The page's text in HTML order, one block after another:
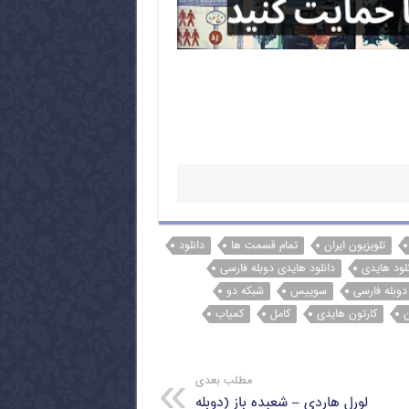
تلویزیون ایران تمام قسمت ها
دانلود
هایدی
دانلود هایدی دوبله فارسی
فارسی سوییس
شبکه دو
کارتون هایدی کامل
کمیاب
مطلب بعدی
لورل هاردی – شعبده باز (دوبله